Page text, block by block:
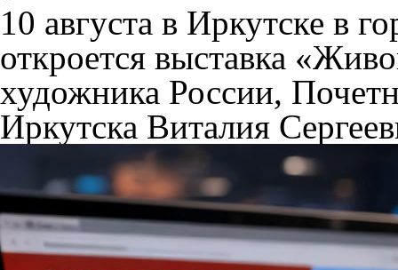
10 августа в Иркутске в
откроется выставка
художника России,
Иркутска Виталия